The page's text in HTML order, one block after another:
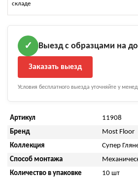
складе
✓ Выезд с образцами на
Заказать выезд
Условия бесплатного выезда уточняйте у
Артикул
11908
Бренд
Most Floor
Коллекция
Супер
Способ монтажа
Количество в упаковке
10 шт